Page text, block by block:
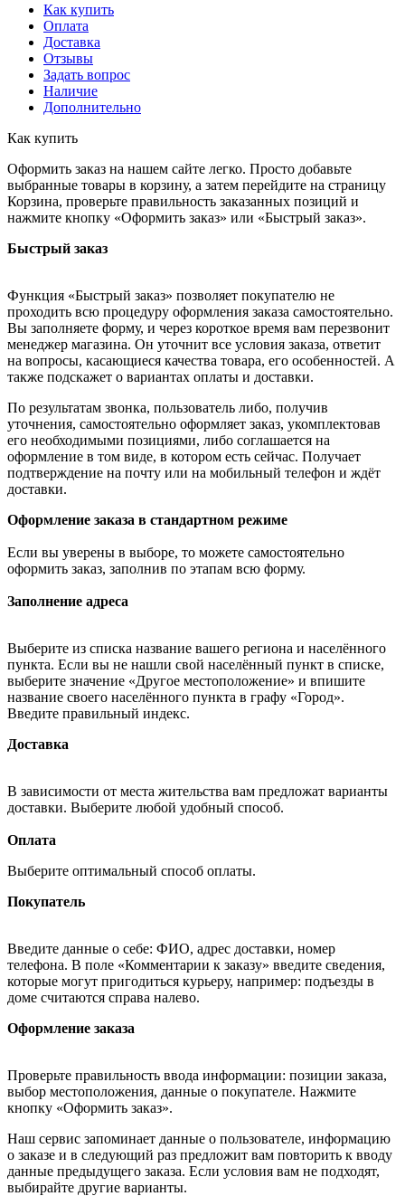
Как купить
Оплата
Доставка
Отзывы
Задать вопрос
Наличие
Дополнительно
Как купить
Оформить заказ на нашем сайте легко. Просто добавьте
выбранные товары в корзину, а затем перейдите на страницу
Корзина, проверьте правильность заказанных позиций и
нажмите кнопку «Оформить заказ» или «Быстрый заказ».
Быстрый заказ
Функция «Быстрый заказ» позволяет покупателю не
проходить всю процедуру оформления заказа самостоятельно.
Вы заполняете форму, и через короткое время вам перезвонит
менеджер магазина. Он уточнит все условия заказа, ответит
на вопросы, касающиеся качества товара, его особенностей. А
также подскажет о вариантах оплаты и доставки.
По результатам звонка, пользователь либо, получив
уточнения, самостоятельно оформляет заказ, укомплектовав
его необходимыми позициями, либо соглашается на
оформление в том виде, в котором есть сейчас. Получает
подтверждение на почту или на мобильный телефон и ждёт
доставки.
Оформление заказа в стандартном режиме
Если вы уверены в выборе, то можете самостоятельно
оформить заказ, заполнив по этапам всю форму.
Заполнение адреса
Выберите из списка название вашего региона и населённого
пункта. Если вы не нашли свой населённый пункт в списке,
выберите значение «Другое местоположение» и впишите
название своего населённого пункта в графу «Город».
Введите правильный индекс.
Доставка
В зависимости от места жительства вам предложат варианты
доставки. Выберите любой удобный способ.
Оплата
Выберите оптимальный способ оплаты.
Покупатель
Введите данные о себе: ФИО, адрес доставки, номер
телефона. В поле «Комментарии к заказу» введите сведения,
которые могут пригодиться курьеру, например: подъезды в
доме считаются справа налево.
Оформление заказа
Проверьте правильность ввода информации: позиции заказа,
выбор местоположения, данные о покупателе. Нажмите
кнопку «Оформить заказ».
Наш сервис запоминает данные о пользователе, информацию
о заказе и в следующий раз предложит вам повторить к вводу
данные предыдущего заказа. Если условия вам не подходят,
выбирайте другие варианты.